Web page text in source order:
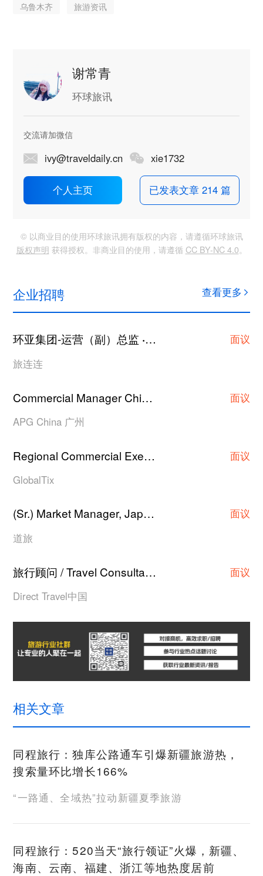
乌鲁木齐
旅游资讯
谢常青
环球旅讯
交流请加微信
xie1732
ivy@traveldaily.cn
个人主页 已发表文章 214 篇
© 以商业目的使用环球旅讯拥有版权的内容，请遵循环球旅讯
版权声明 获得授权。非商业目的使用，请遵循 CC BY-NC 4.0。
企业招聘 查看更多
环亚集团-运营（副）总监 · 上海
面议
旅连连
Commercial Manager China
面议
APG China 广州
Regional Commercial Executive/Asst Manager/Manager
面议
GlobalTix
(Sr.) Market Manager, Japan Hotel Contracting ·
面议
道旅
旅行顾问 / Travel Consultant·
面议
Direct Travel中国
相关文章
同程旅行：独库公路通车引爆新疆旅游热，
搜索量环比增长166%
“一路通、全域热”拉动新疆夏季旅游
同程旅行：520当天“旅行领证”火爆，新疆、
海南、云南、福建、浙江等地热度居前